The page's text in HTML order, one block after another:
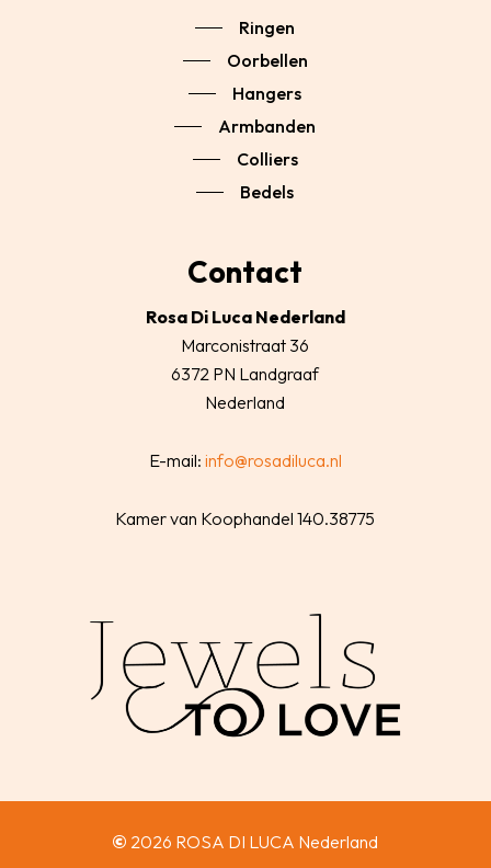
Ringen
Oorbellen
Hangers
Armbanden
Colliers
Bedels
Contact
Rosa Di Luca Nederland
Marconistraat 36
6372 PN Landgraaf
Nederland
E-mail: info@rosadiluca.nl
Kamer van Koophandel 140.38775
© 2026 ROSA DI LUCA Nederland